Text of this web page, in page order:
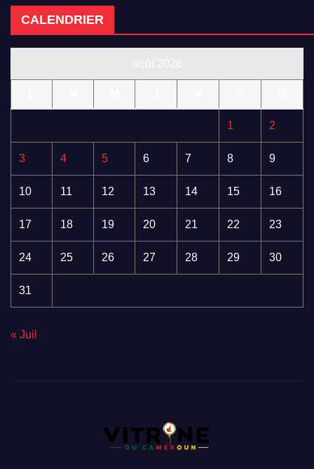
CALENDRIER
1 2
3 4 5 6 7 8 9
10 11 12 13 14 15 16
17 18 19 20 21 22 23
24 25 26 27 28 29 30
31
« Juil